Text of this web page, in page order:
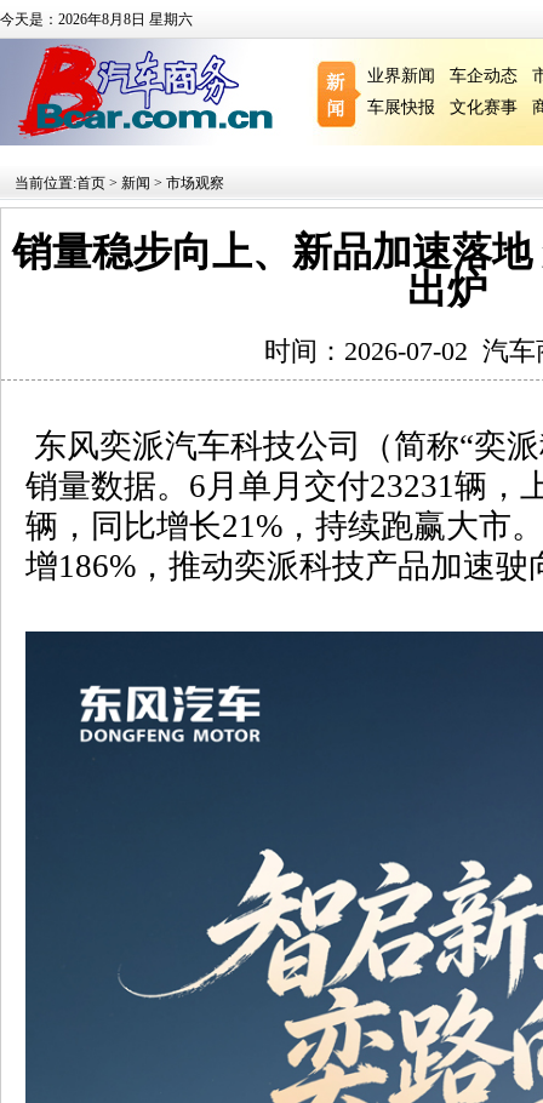
今天是：2026年8月8日 星期六
业界新闻 车企动态
车展快报
文化赛事
当前位置:首页 > 新闻 > 市场观察
销量稳步向上、新品加速落
出炉
时间：2026-07-02 汽车
东风奕派汽车科技公司（简称“奕
销量数据。 6月单月交付23231辆，
辆，同比增长21% ，持续跑赢大市
增186% ，推动奕派科技产品加速驶